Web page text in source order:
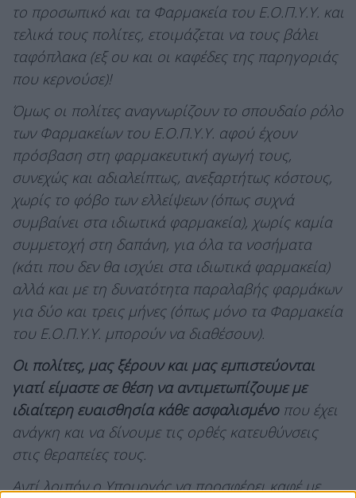
το προσωπικό και τα Φαρμακεία του Ε.Ο.Π.Υ.Υ. και
τελικά τους πολίτες, ετοιμάζεται να τους βάλει
ταφόπλακα (εξ ου και οι καφέδες της παρηγοριάς
που κερνούσε)!
Όμως οι πολίτες αναγνωρίζουν το σπουδαίο ρόλο
των Φαρμακείων του Ε.Ο.Π.Υ.Υ. αφού έχουν
πρόσβαση στη φαρμακευτική αγωγή τους,
συνεχώς και αδιαλείπτως, ανεξαρτήτως κόστους,
χωρίς το φόβο των ελλείψεων (όπως συχνά
συμβαίνει στα ιδιωτικά φαρμακεία), χωρίς καμία
συμμετοχή στη δαπάνη, για όλα τα νοσήματα
(κάτι που δεν θα ισχύει στα ιδιωτικά φαρμακεία)
αλλά και με τη δυνατότητα παραλαβής φαρμάκων
για δύο και τρεις μήνες (όπως μόνο τα Φαρμακεία
του Ε.Ο.Π.Υ.Υ. μπορούν να διαθέσουν).
Οι πολίτες, μας ξέρουν και μας εμπιστεύονται
γιατί είμαστε σε θέση να αντιμετωπίζουμε με
ιδιαίτερη ευαισθησία κάθε ασφαλισμένοπου έχει
ανάγκη και να δίνουμε τις ορθές κατευθύνσεις
στις θεραπείες τους.
Αντί λοιπόν ο Υπουργός να προσφέρει καφέ με